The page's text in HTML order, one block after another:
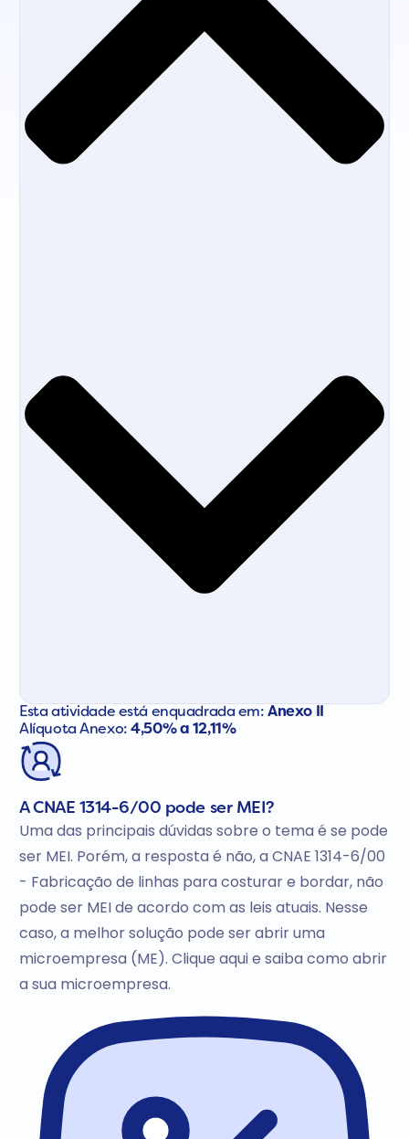
Esta atividade está enquadrada em:Anexo II
Alíquota Anexo:4,50% a 12,11%
A CNAE 1314-6/00 pode ser MEI?
Uma das principais dúvidas sobre o tema é se pode
ser MEI. Porém, a resposta é não, a CNAE 1314-6/00
- Fabricação de linhas para costurar e bordar, não
pode ser MEI de acordo com as leis atuais. Nesse
caso, a melhor solução pode ser abrir uma
microempresa (ME). Clique aqui e saiba como abrir
a sua microempresa.